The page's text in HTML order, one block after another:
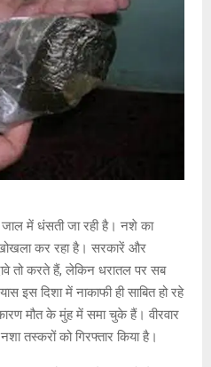
जाल में धंसती जा रही है। नशे का
कर रहा है। सरकारें और
तो करते हैं, लेकिन धरातल पर सब
इस दिशा में नाकाफी ही साबित हो रहे
मौत के मुंह में समा चुके हैं। वीरवार
तस्करों को गिरफ्तार किया है।